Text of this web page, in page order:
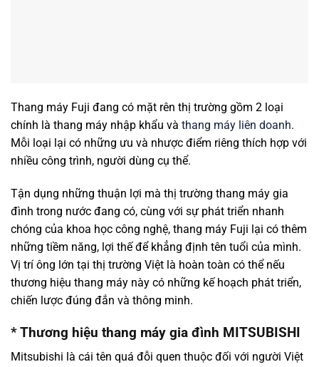
Thang máy Fuji đang có mặt rên thị trường gồm 2 loại
chính là thang máy nhập khẩu và thang máy liên doanh.
Mỗi loại lại có những ưu và nhược điểm riêng thích hợp với
nhiều công trình, người dùng cụ thể.
Tận dụng những thuận lợi mà thị trường thang máy gia
đình trong nước đang có, cùng với sự phát triển nhanh
chóng của khoa học công nghệ, thang máy Fuji lại có thêm
những tiềm năng, lợi thế để khẳng định tên tuổi của mình.
Vị trí ông lớn tại thị trường Việt là hoàn toàn có thể nếu
thương hiệu thang máy này có những kế hoạch phát triển,
chiến lược đúng đắn và thông minh.
* Thương hiệu thang máy gia đình MITSUBISHI
Mitsubishi là cái tên quá đỗi quen thuộc đối với người Việt